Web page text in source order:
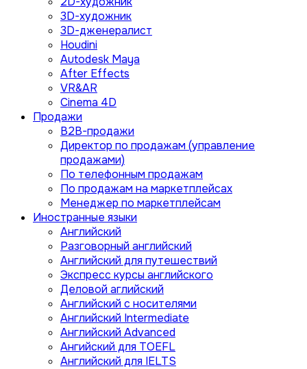
3D-художник
3D-дженералист
Houdini
Autodesk Maya
After Effects
VR&AR
Cinema 4D
Продажи
B2B-продажи
Директор по продажам (управление
продажами)
По телефонным продажам
По продажам на маркетплейсах
Менеджер по маркетплейсам
Иностранные языки
Английский
Разговорный английский
Английский для путешествий
Экспресс курсы английского
Деловой аглийский
Английский с носителями
Английский Intermediate
Английский Advanced
Ангийский для TOEFL
Английский для IELTS